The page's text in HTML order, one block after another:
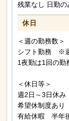
残業なし 日勤
休日
＜週の勤務数＞
シフト勤務 ※
1夜勤は1回の勤
＜休日等＞
週2日～3日休
希望休制度あり
有給休暇 半年